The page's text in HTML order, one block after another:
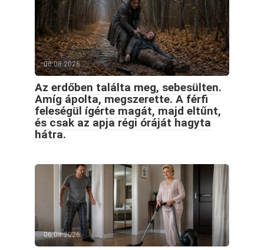
06.08.2026
Az erdőben találta meg, sebesülten.
Amíg ápolta, megszerette. A férfi
feleségül ígérte magát, majd eltűnt,
és csak az apja régi óráját hagyta
hátra.
06.08.2026